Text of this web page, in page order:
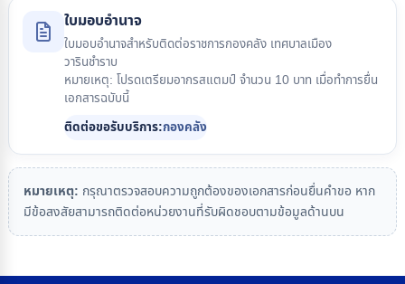
ใบมอบอำนาจ
ใบมอบอำนาจสำหรับติดต่อราชการกองคลัง เทศบาลเมือง
วารินชำราบ
หมายเหตุ: โปรดเตรียมอากรสแตมป์ จำนวน 10 บาท เมื่อทำการยื่น
เอกสารฉบับนี้
ติดต่อขอรับบริการ:กองคลัง
หมายเหตุ: กรุณาตรวจสอบความถูกต้องของเอกสารก่อนยื่นคำขอ หาก
มีข้อสงสัยสามารถติดต่อหน่วยงานที่รับผิดชอบตามข้อมูลด้านบน